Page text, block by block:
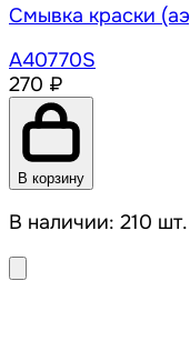
Смывка краски
A40770S
270 ₽
В корзину
В наличии: 210 шт.